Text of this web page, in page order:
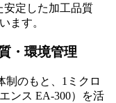
安定した加工品質
ます。
・環境管理
制のもと、1ミクロ
ンス EA-300）を活